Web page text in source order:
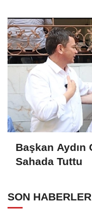
Başkan Aydın
Sahada Tuttu
SON HABERLER